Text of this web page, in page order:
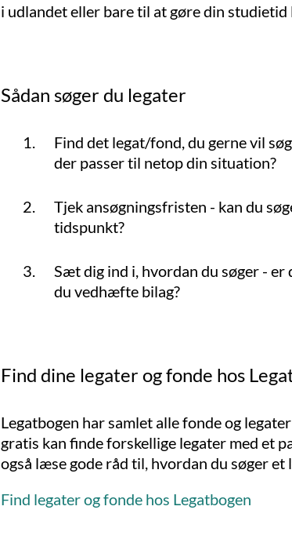
i udlandet eller bare til at gøre din studietid
Sådan søger du legater
Find det legat/fond, du gerne vil
der passer til netop din situation?
Tjek ansøgningsfristen - kan du
tidspunkt?
Sæt dig ind i, hvordan du søger - er
du vedhæfte bilag?
Find dine legater og fonde hos
Legatbogen har samlet alle fonde og
gratis kan finde forskellige legater med et
også læse gode råd til, hvordan du søger et
Find legater og fonde hos Legatbogen